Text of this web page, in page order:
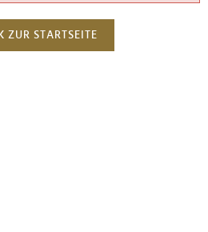
ZUR STARTSEITE